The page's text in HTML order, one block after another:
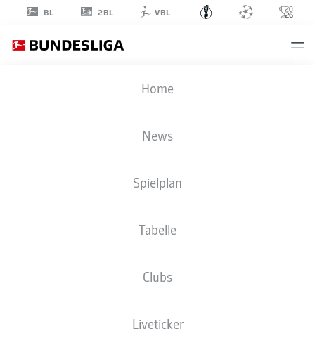
BL 2BL VBL
Home
News
Spielplan
Tabelle
Clubs
Liveticker
DFB POKAL
FCC- SVD